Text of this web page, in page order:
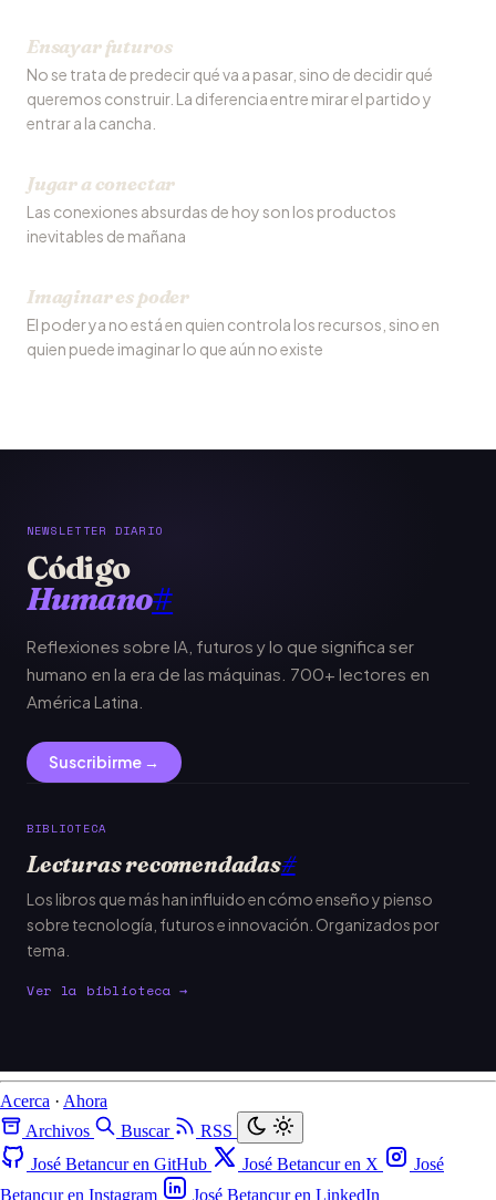
Ensayar futuros
No se trata de predecir qué va a pasar, sino de decidir qué
queremos construir. La diferencia entre mirar el partido y
entrar a la cancha.
Jugar a conectar
Las conexiones absurdas de hoy son los productos
inevitables de mañana
Imaginar es poder
El poder ya no está en quien controla los recursos, sino en
quien puede imaginar lo que aún no existe
NEWSLETTER DIARIO
Código
Humano#
Reflexiones sobre IA, futuros y lo que significa ser
humano en la era de las máquinas. 700+ lectores en
América Latina.
Suscribirme →
BIBLIOTECA
Lecturas recomendadas#
Los libros que más han influido en cómo enseño y pienso
sobre tecnología, futuros e innovación. Organizados por
tema.
Ver la biblioteca →
Acerca · Ahora
Archivos
Buscar
RSS
José Betancur en GitHub
José Betancur en X
José
Betancur en Instagram
José Betancur en LinkedIn